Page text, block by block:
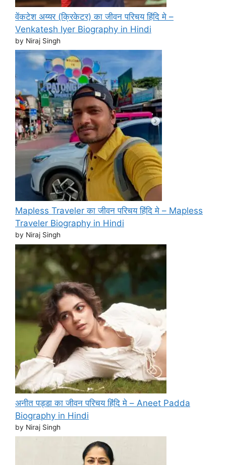
वेंकटेश अय्यर (क्रिकेटर) का जीवन परिचय हिंदि मे –
Venkatesh Iyer Biography in Hindi
by Niraj Singh
Mapless Traveler का जीवन परिचय हिंदि मे – Mapless
Traveler Biography in Hindi
by Niraj Singh
अनीत पड्डा का जीवन परिचय हिंदि मे – Aneet Padda
Biography in Hindi
by Niraj Singh